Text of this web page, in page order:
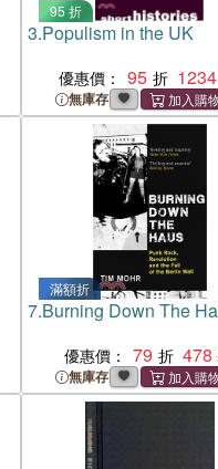
95 折
3.Populism in the UK
優惠價： 95 1234
無庫存
滿額折
7.Burning Down The
優惠價： 79 478
無庫存